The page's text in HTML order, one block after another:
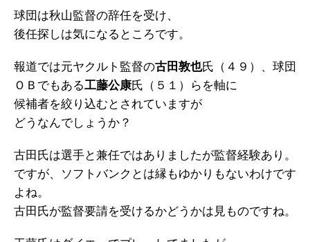
球団は秋山監督の辞任を受け、
後任探しは気になるところです。
報道では元ヤクルト監督の古田敦也氏（４９）、球団
ＯＢでもある工藤公康氏（５１）らを軸に
候補者を絞り込むとされていますが
どうなんでしょうか？
古田氏は選手と兼任ではありましたが監督経験あり。
ですが、ソフトバンクとは縁もゆかりもないわけです
よね。
古田氏が監督要請を受けるかどうかは見ものですね。